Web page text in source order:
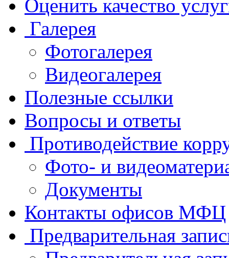
Оценить качество
Галерея
Фотогалерея
Видеогалерея
Полезные ссылки
Вопросы и ответы
Противодействие
Фото- и
Документы
Контакты офисов МФЦ
Предварительная